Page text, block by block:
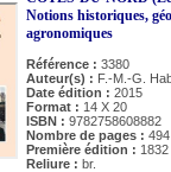
Notions historiques,
agronomiques
Référence : 3380
Auteur(s) : F.-M.-G.
Date édition : 2015
Format : 14 X 20
ISBN : 9782758608882
Nombre de pages : 494
Première édition : 1832
Reliure : br.